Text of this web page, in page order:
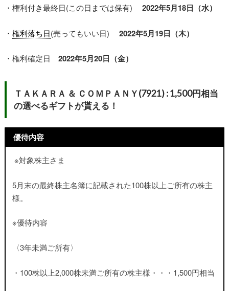
・権利付き最終日(この日までは保有) 2022年5月18日（水）
・ 権利落ち日(売ってもいい日) 2022年5月19日（木）
・権利確定日 2022年5月20日（金）
ＴＡＫＡＲＡ ＆ ＣＯＭＰＡＮＹ(7921) : 1,500円相当
の選べるギフトが貰える！
優待内容
※対象株主さま
5月末の最終株主名簿に記載された100株以上ご所有の株主
様。
※優待内容
〈3年未満ご所有〉
・100株以上2,000株未満ご所有の株主様・・・1,500円相当